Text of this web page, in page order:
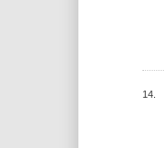
14.